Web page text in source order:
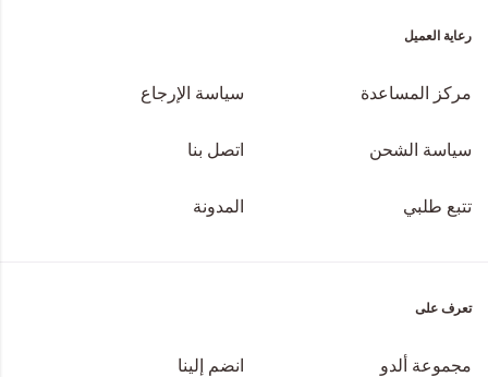
رعاية العميل
مركز المساعدة سياسة الإرجاع
سياسة الشحن اتصل بنا
تتبع طلبي المدونة
تعرف على
مجموعة ألدو انضم إلينا